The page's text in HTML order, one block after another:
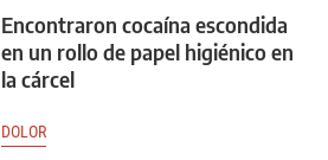
Encontraron cocaína escondida
en un rollo de papel higiénico en
la cárcel
DOLOR